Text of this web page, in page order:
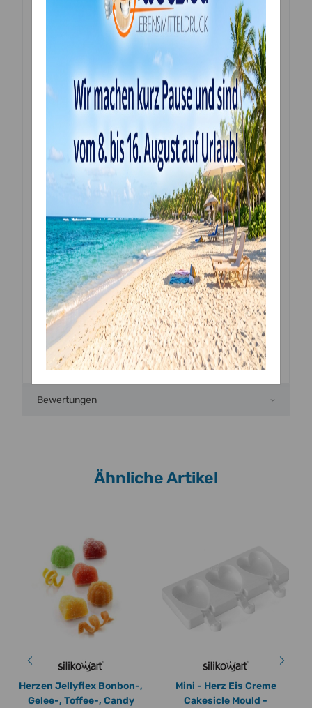
von Kleingebäck, oder von salzigen Zubereitungen
sowohl im Backofen, als auch im Kühlschrank ideal
ist. Z. B. Hefegebäck, Puddings, Gallerte oder
Mir ihr lassen sich so detailierte Formen kreieren, dass
sie sogar ohne weitere Verzierungen direkt verzehrt
werden können. Aus der Form genommen und schon
Formgröße: cm 30 x 17 x 3
5,5 x 7 x 2,5 h cm²
Silikonform * für süße und herzhafte Zubereitungen
aus 100% Silikon Platin *. Es widersteht perfekt dem
Einfrieren und Kochen. Es verändert den Geschmack
der Speisen nicht. Waschbar und wiederverwendbar.
Mikrowellengeeignet und beständig bis -40°C +
230°C. * Das beste Silikon für den Kontakt mit
Lebensmitteln. Geschirrspüler geeignet.
Bewertungen
Ähnliche Artikel
Herzen Jellyflex Bonbon-,
Gelee-, Toffee-, Candy
Mini - Herz Eis Creme
Cakesicle Mould -